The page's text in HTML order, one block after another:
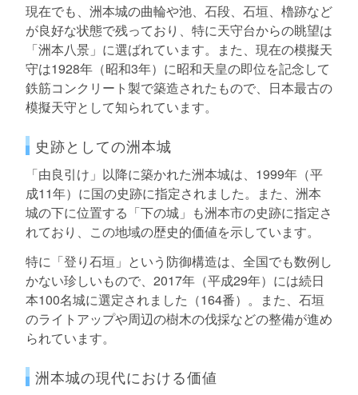
現在でも、洲本城の曲輪や池、石段、石垣、櫓跡など
が良好な状態で残っており、特に天守台からの眺望は
「洲本八景」に選ばれています。また、現在の模擬天
守は1928年（昭和3年）に昭和天皇の即位を記念して
鉄筋コンクリート製で築造されたもので、日本最古の
模擬天守として知られています。
史跡としての洲本城
「由良引け」以降に築かれた洲本城は、1999年（平
成11年）に国の史跡に指定されました。また、洲本
城の下に位置する「下の城」も洲本市の史跡に指定さ
れており、この地域の歴史的価値を示しています。
特に「登り石垣」という防御構造は、全国でも数例し
かない珍しいもので、2017年（平成29年）には続日
本100名城に選定されました（164番）。また、石垣
のライトアップや周辺の樹木の伐採などの整備が進め
られています。
洲本城の現代における価値